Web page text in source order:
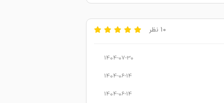
10 نظر
1404-07-30
1404-06-14
1404-06-14